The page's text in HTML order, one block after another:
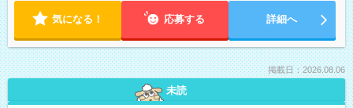
気になる！ 応募する 詳細へ
掲載日：2026.08.06
未読